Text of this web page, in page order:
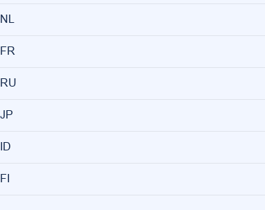
NL
FR
RU
JP
ID
FI